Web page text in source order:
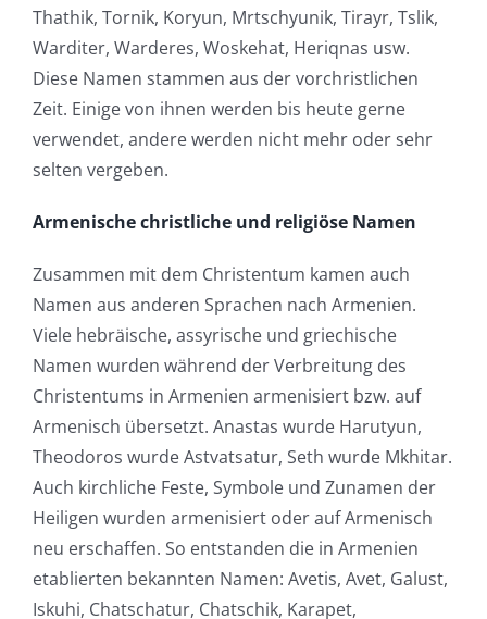
Thathik, Tornik, Koryun, Mrtschyunik, Tirayr, Tslik,
Warditer, Warderes, Woskehat, Heriqnas usw.
Diese Namen stammen aus der vorchristlichen
Zeit. Einige von ihnen werden bis heute gerne
verwendet, andere werden nicht mehr oder sehr
selten vergeben.
Armenische christliche und religiöse Namen
Zusammen mit dem Christentum kamen auch
Namen aus anderen Sprachen nach Armenien.
Viele hebräische, assyrische und griechische
Namen wurden während der Verbreitung des
Christentums in Armenien armenisiert bzw. auf
Armenisch übersetzt. Anastas wurde Harutyun,
Theodoros wurde Astvatsatur, Seth wurde Mkhitar.
Auch kirchliche Feste, Symbole und Zunamen der
Heiligen wurden armenisiert oder auf Armenisch
neu erschaffen. So entstanden die in Armenien
etablierten bekannten Namen: Avetis, Avet, Galust,
Iskuhi, Chatschatur, Chatschik, Karapet,